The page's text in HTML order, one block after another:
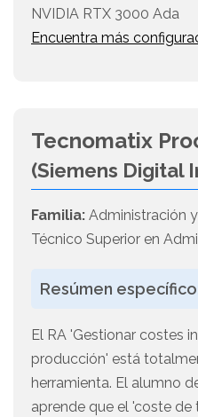
NVIDIA RTX 3000 Ada
Encuentra más
Tecnomatix
(Siemens Digital
Familia: Administración
Técnico Superior en
Resúmen
El RA 'Gestionar costes
producción' está
herramienta. El alumno
aprende que el 'coste